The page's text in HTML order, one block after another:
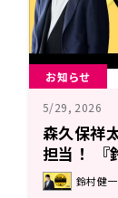
お知らせ
5/29, 2026
森久保祥
担当！ 『
鈴村健